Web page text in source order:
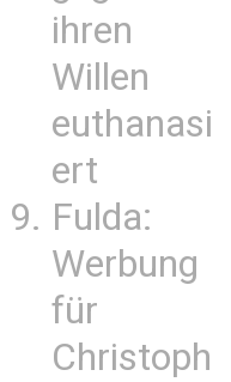
ihren
Willen
euthanasi
ert
Fulda:
Werbung
für
Christoph